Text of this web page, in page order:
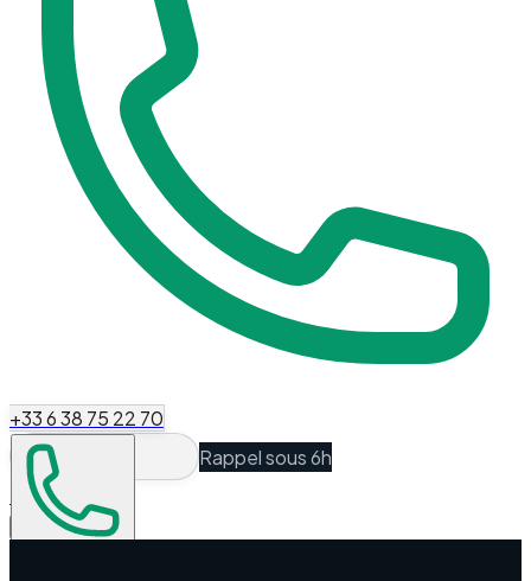
+33 6 38 75 22 70
Rappel sous 6h
Espace Client